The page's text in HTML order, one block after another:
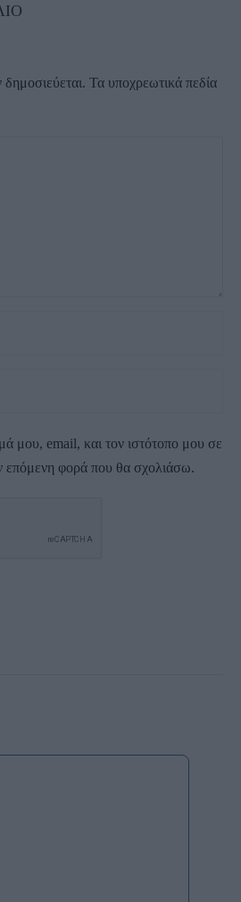
Τα υποχρεωτικά πεδία
μου, email, και τον ιστότοπο μου σε
επόμενη φορά που θα σχολιάσω.